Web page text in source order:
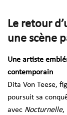
Le retour
une scène
Une artiste
contemporain
Dita Von Teese,
poursuit sa
avec Nocturnelle,